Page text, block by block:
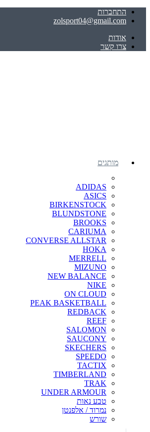
התחברות
zolsport04@gmail.com
אודות
צרו קשר
מותגים
ADIDAS
ASICS
BIRKENSTOCK
BLUNDSTONE
BROOKS
CARIUMA
CONVERSE ALLSTAR
HOKA
MERRELL
MIZUNO
NEW BALANCE
NIKE
ON CLOUD
PEAK BASKETBALL
REDBACK
REEF
SALOMON
SAUCONY
SKECHERS
SPEEDO
TACTIX
TIMBERLAND
TRAK
UNDER ARMOUR
טבע נאות
נמרוד / אלפנטן
שורש